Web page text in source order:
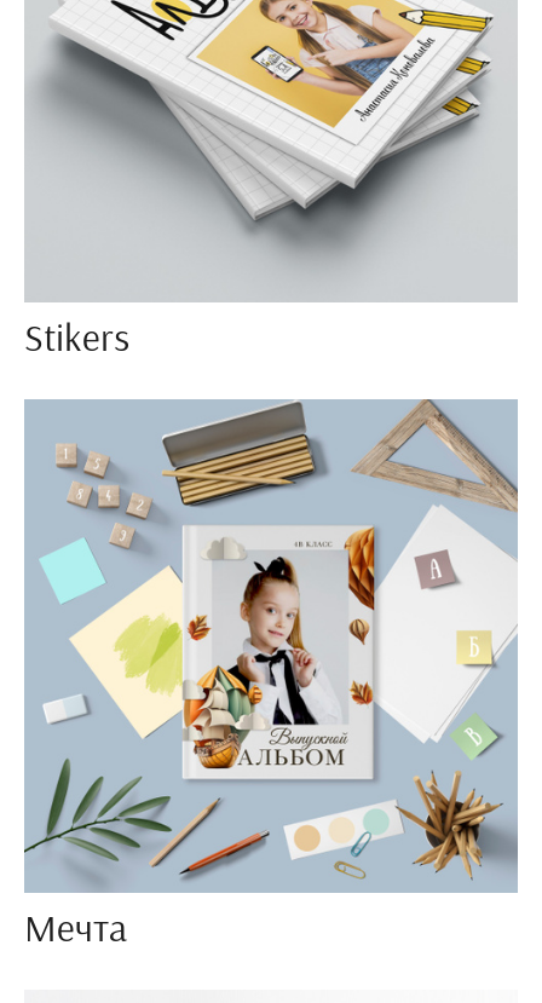
Stikers
Мечта